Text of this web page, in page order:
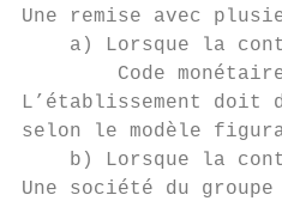
Une remise avec
a) Lorsque la
Code
L’établissement doit
selon le modèle
b) Lorsque la
Une société du